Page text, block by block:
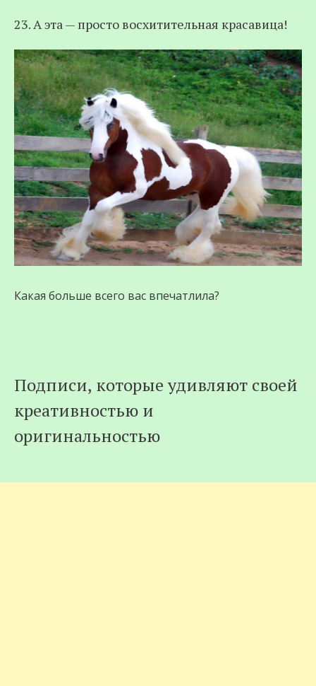
23. А эта — просто восхитительная красавица!
Какая больше всего вас впечатлила?
Подписи, которые удивляют своей
креативностью и
оригинальностью